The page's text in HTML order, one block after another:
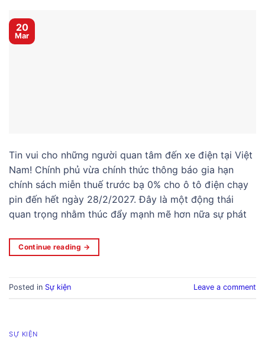
20
Mar
Tin vui cho những người quan tâm đến xe điện tại Việt
Nam! Chính phủ vừa chính thức thông báo gia hạn
chính sách miễn thuế trước bạ 0% cho ô tô điện chạy
pin đến hết ngày 28/2/2027. Đây là một động thái
quan trọng nhằm thúc đẩy mạnh mẽ hơn nữa sự phát
Continue reading →
Posted in Sự kiện Leave a comment
SỰ KIỆN